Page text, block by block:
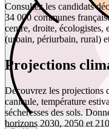
Consultez les candidats
34 000 communes
centre, droite,
(urbain, périurbain, rural)
Projections
Découvrez les projections
canicule, température
sécheresses des sols.
horizons 2030, 2050 et